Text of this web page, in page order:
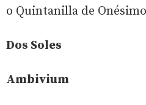
o Quintanilla de
Dos Soles
Ambivium